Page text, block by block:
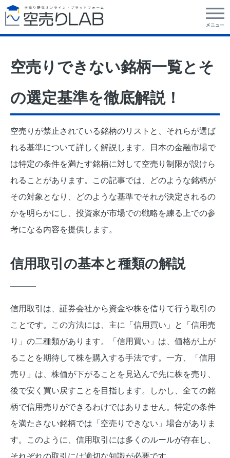
空売りできない銘柄一覧とそ
の選定基準を徹底解説！
空売りが禁止されている銘柄のリストと、それらが選ば
れる基準について詳しく解説します。日本の金融市場で
は特定の条件を満たす銘柄に対して空売り制限が設けら
れることがあります。この記事では、どのような銘柄が
その対象となり、どのような基準でそれが決定されるの
かを明らかにし、投資家が市場での戦略を練る上での参
考になる内容を提供します。
信用取引の基本と種類の解説
信用取引は、証券会社から資金や株を借りて行う取引の
ことです。この方法には、主に「信用買い」と「信用売
り」の二種類があります。「信用買い」は、価格が上が
ることを期待して株を購入する手法です。一方、「信用
売り」は、株価が下がることを見込んで先に株を売り、
後で安く買い戻すことを目指します。しかし、全ての銘
柄で信用売りができるわけではありません。特定の条件
を満たさない銘柄では「空売りできない」場合がありま
す。このように、信用取引には多くのルールが存在し、